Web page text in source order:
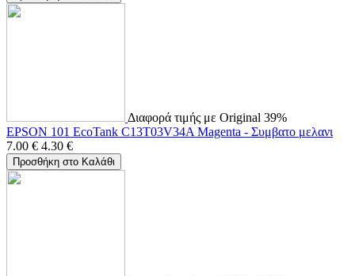
Διαφορά τιμής με Original 39%
EPSON 101 EcoTank C13T03V34A Magenta - Συμβατο μελανι
7.00 € 4.30 €
Προσθήκη στο Καλάθι